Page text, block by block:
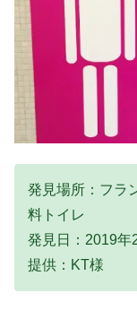
発見場所：フ
料トイレ
発見日：2019年
提供：KT様